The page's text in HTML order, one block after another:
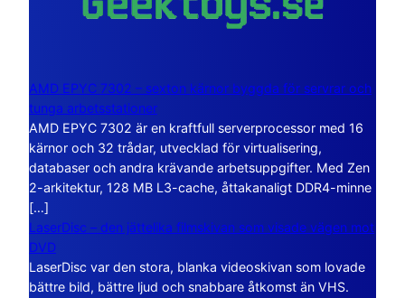
AMD EPYC 7302 – sexton kärnor byggda för servrar och
tunga arbetsstationer
AMD EPYC 7302 är en kraftfull serverprocessor med 16
kärnor och 32 trådar, utvecklad för virtualisering,
databaser och andra krävande arbetsuppgifter. Med Zen
2-arkitektur, 128 MB L3-cache, åttakanaligt DDR4-minne
[…]
LaserDisc – den jättelika filmskivan som visade vägen mot
DVD
LaserDisc var den stora, blanka videoskivan som lovade
bättre bild, bättre ljud och snabbare åtkomst än VHS.